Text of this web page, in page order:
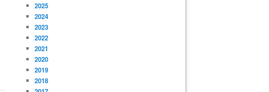
2025
2024
2023
2022
2021
2020
2019
2018